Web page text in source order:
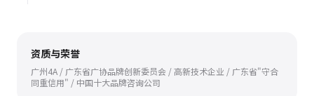
资质与荣誉
广州4A / 广东省广协品牌创新委员会 / 高新技术企业 / 广东省"守合
同重信用" / 中国十大品牌咨询公司